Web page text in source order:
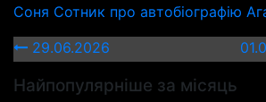
Соня Сотник про автобіографію
29.06.2026
Найпопулярніше за місяць